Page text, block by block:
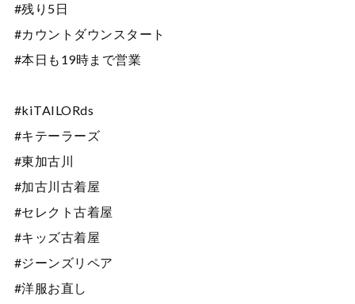
#残り5日
#カウントダウンスタート
#本日も19時まで営業
#kiTAILORds
#キテーラーズ
#東加古川
#加古川古着屋
#セレクト古着屋
#キッズ古着屋
#ジーンズリペア
#洋服お直し